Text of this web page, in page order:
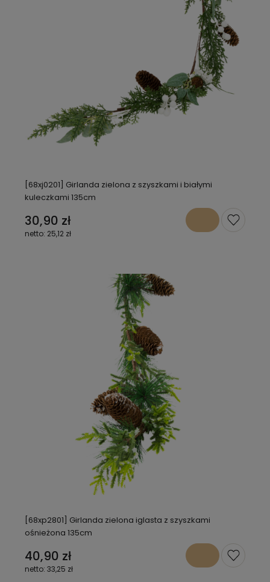
[68xj0201] Girlanda zielona z szyszkami i białymi
kuleczkami 135cm
30,90 zł
25,12 zł
[68xp2801] Girlanda zielona iglasta z szyszkami
ośnieżona 135cm
40,90 zł
33,25 zł